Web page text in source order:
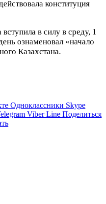
конституция
в силу в среду, 1
ознаменовал «начало
Казахстана.
Одноклассники Skype
Viber Line Поделиться